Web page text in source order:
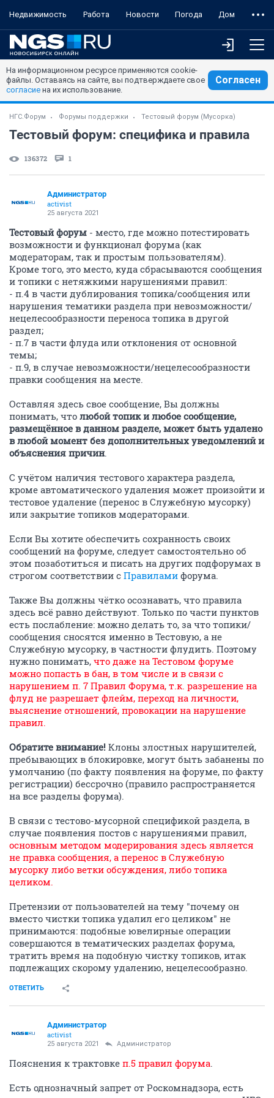
Недвижимость Работа Новости Погода Дом
На информационном ресурсе применяются cookie-
файлы. Оставаясь на сайте, вы подтверждаете свое
согласие на их использование.
Согласен
НГС.Форум Форумы поддержки Тестовый форум (Мусорка)
Тестовый форум: специфика и правила
136372 1
Администратор
activist
25 августа 2021
Тестовый форум - место, где можно потестировать
возможности и функционал форума (как
модераторам, так и простым пользователям).
Кроме того, это место, куда сбрасываются сообщения
и топики с нетяжкими нарушениями правил:
- п.4 в части дублирования топика/сообщения или
нарушения тематики раздела при невозможности/
нецелесообразности переноса топика в другой
раздел;
- п.7 в части флуда или отклонения от основной
темы;
- п.9, в случае невозможности/нецелесообразности
правки сообщения на месте.
Оставляя здесь свое сообщение, Вы должны
понимать, что любой топик и любое сообщение,
размещённое в данном разделе, может быть удалено
в любой момент без дополнительных уведомлений и
объяснения причин.
С учётом наличия тестового характера раздела,
кроме автоматического удаления может произойти и
тестовое удаление (перенос в Служебную мусорку)
или закрытие топиков модераторами.
Если Вы хотите обеспечить сохранность своих
сообщений на форуме, следует самостоятельно об
этом позаботиться и писать на других подфорумах в
строгом соответствии с Правилами форума.
Также Вы должны чётко осознавать, что правила
здесь всё равно действуют. Только по части пунктов
есть послабление: можно делать то, за что топики/
сообщения сносятся именно в Тестовую, а не
Служебную мусорку, в частности флудить. Поэтому
нужно понимать, что даже на Тестовом форуме
можно попасть в бан, в том числе и в связи с
нарушением п. 7 Правил Форума, т.к. разрешение на
флуд не разрешает флейм, переход на личности,
выяснение отношений, провокации на нарушение
правил.
Обратите внимание! Клоны злостных нарушителей,
пребывающих в блокировке, могут быть забанены по
умолчанию (по факту появления на форуме, по факту
регистрации) бессрочно (правило распространяется
на все разделы форума).
В связи с тестово-мусорной спецификой раздела, в
случае появления постов с нарушениями правил,
основным методом модерирования здесь является
не правка сообщения, а перенос в Служебную
мусорку либо ветки обсуждения, либо топика
целиком.
Претензии от пользователей на тему "почему он
вместо чистки топика удалил его целиком" не
принимаются: подобные ювелирные операции
совершаются в тематических разделах форума,
тратить время на подобную чистку топиков, итак
подлежащих скорому удалению, нецелесообразно.
ОТВЕТИТЬ
Администратор
activist
25 августа 2021 Администратор
Пояснения к трактовке п.5 правил форума.
Есть однозначный запрет от Роскомнадзора, есть